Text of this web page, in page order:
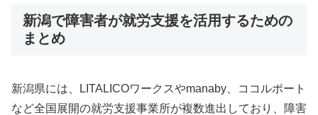
新潟で障害者が就労支援を活用するための
まとめ
新潟県には、LITALICOワークスやmanaby、ココルポート
など全国展開の就労支援事業所が複数進出しており、障害